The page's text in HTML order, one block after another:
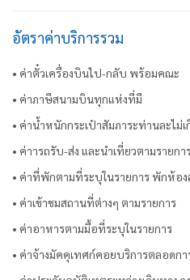
อัตราค่าบริการรวม
• ค่าตั๋วเครื่องบินไป-กลับ พร้อมคณะ
• ค่าภาษีสนามบินทุกแห่งที่มี
• ค่าน้ำหนักกระเป๋าสัมภาระท่านละไม่เ
• ค่าารถรับ-ส่ง และนำเที่ยวตามรายกา
• ค่าที่พักตามที่ระบุในรายการ พักห้อ
• ค่าเข้าชมสถานที่ต่างๆ ตามรายการ
• ค่าอาหารตามมื้อที่ระบุในรายการ
• ค่าจ้างมัคคุเทศก์คอยบริการตลอดกา